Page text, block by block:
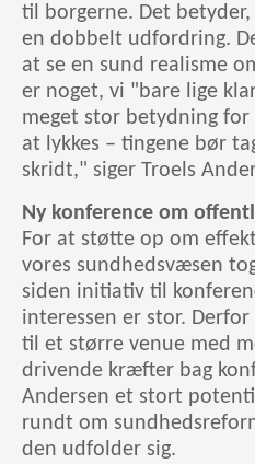
til borgerne. Det
en dobbelt udfordring.
at se en sund realisme
er noget, vi "bare lige
meget stor betydning
at lykkes – tingene bør
skridt," siger Troels
Ny konference om
For at støtte op om
vores sundhedsvæsen
siden initiativ til
interessen er stor.
til et større venue med
drivende kræfter bag
Andersen et stort
rundt om
den udfolder sig.